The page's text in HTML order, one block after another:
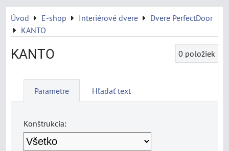
Úvod E-shop Interiérové dvere
Dvere PerfectDoor
KANTO
KANTO 0 položiek
Parametre Hľadať text
Konštrukcia: